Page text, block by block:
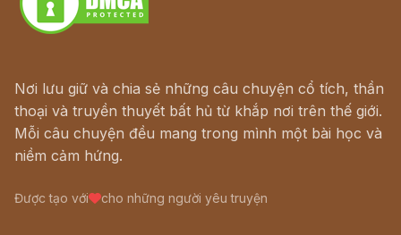
Nơi lưu giữ và chia sẻ những câu chuyện cổ tích, thần
thoại và truyền thuyết bất hủ từ khắp nơi trên thế giới.
Mỗi câu chuyện đều mang trong mình một bài học và
niềm cảm hứng.
Được tạo với cho những người yêu truyện